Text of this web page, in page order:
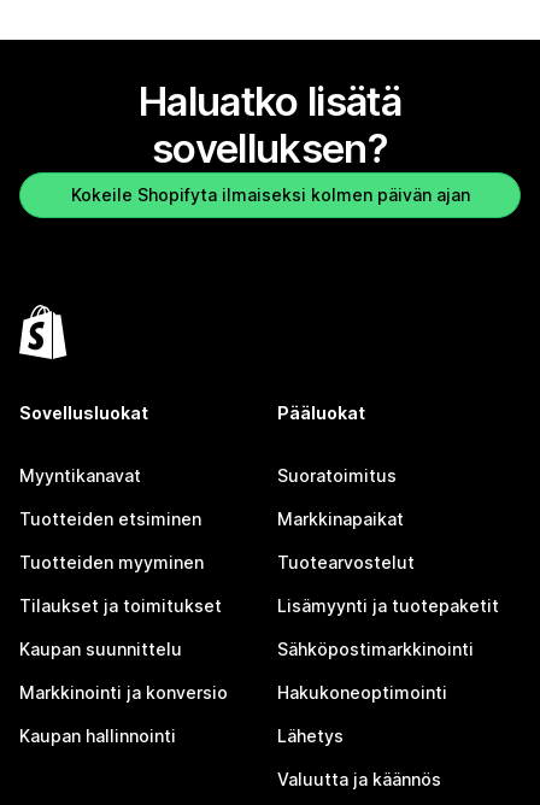
Haluatko lisätä
sovelluksen?
Kokeile Shopifyta ilmaiseksi kolmen päivän ajan
Sovellusluokat
Myyntikanavat
Tuotteiden etsiminen
Tuotteiden myyminen
Tilaukset ja toimitukset
Kaupan suunnittelu
Markkinointi ja konversio
Kaupan hallinnointi
Pääluokat
Suoratoimitus
Markkinapaikat
Tuotearvostelut
Lisämyynti ja tuotepaketit
Sähköpostimarkkinointi
Hakukoneoptimointi
Lähetys
Valuutta ja käännös